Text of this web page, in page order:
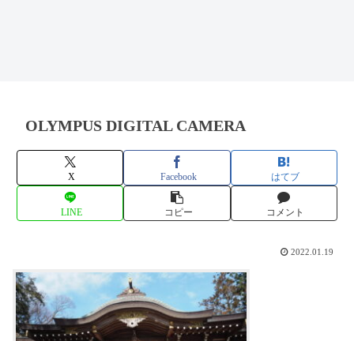
OLYMPUS DIGITAL CAMERA
X Facebook はてブ
LINE コピー コメント
2022.01.19